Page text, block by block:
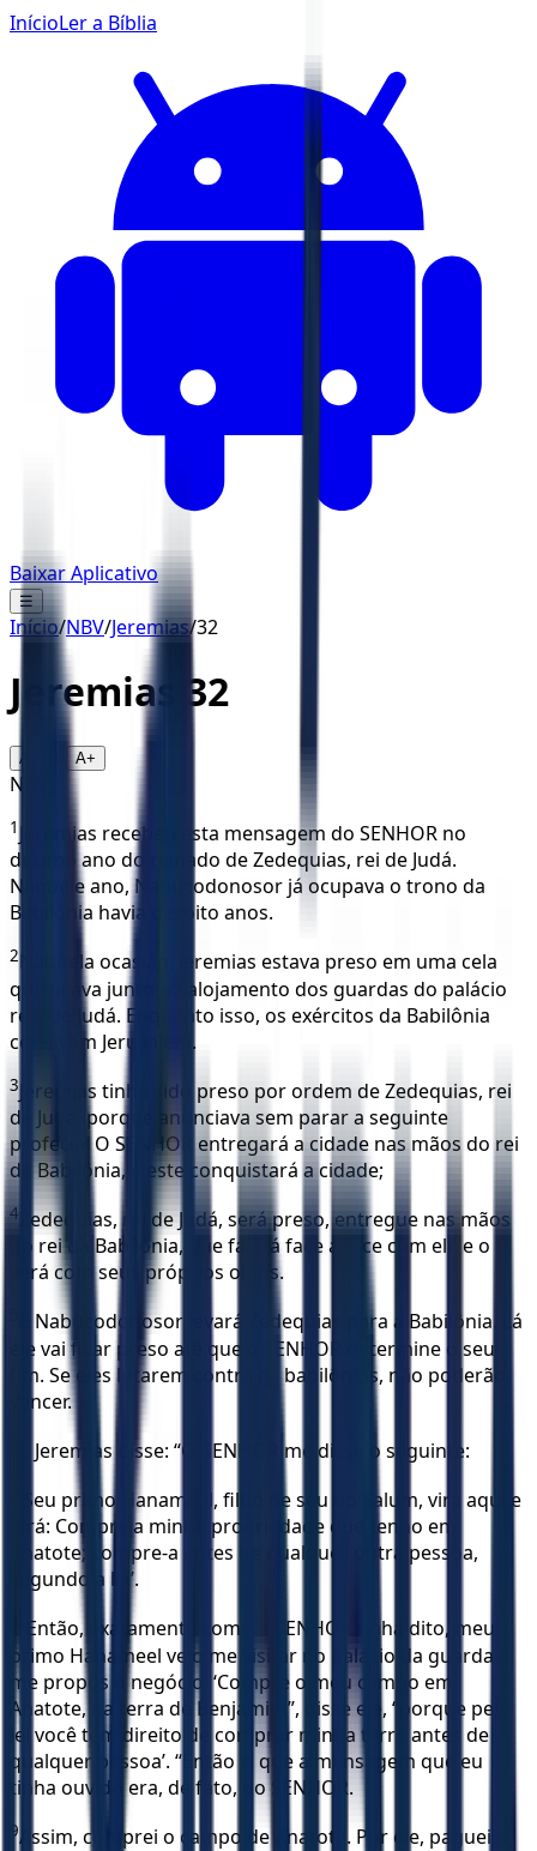
InícioLer a Bíblia
Baixar Aplicativo
☰
Início/NBV/Jeremias/32
Jeremias 32
A- A+
NBV
1 Jeremias recebeu esta mensagem do SENHOR no
décimo ano do reinado de Zedequias, rei de Judá.
Naquele ano, Nabucodonosor já ocupava o trono da
Babilônia havia dezoito anos.
2
Naquela ocasião, Jeremias estava preso em uma cela
que ficava junto ao alojamento dos guardas do palácio
real de Judá. Enquanto isso, os exércitos da Babilônia
cercavam Jerusalém.
3
Jeremias tinha sido preso por ordem de Zedequias, rei
de Judá, porque anunciava sem parar a seguinte
profecia: O SENHOR entregará a cidade nas mãos do rei
da Babilônia, e este conquistará a cidade;
4
Zedequias, rei de Judá, será preso, entregue nas mãos
do rei da Babilônia, que falará face a face com ele e o
verá com seus próprios olhos.
E Nabucodonosor levará Zedequias para a Babilônia. Lá
ele vai ficar preso até que o SENHOR determine o seu
fim. Se eles lutarem contra os babilônios, não poderão
vencer.
E Jeremias disse: “O SENHOR me disse o seguinte:
‘Seu primo Hanameel, filho de seu tio Salum, virá aqui e
dirá: Compre a minha propriedade que tenho em
Anatote; compre-a antes de qualquer outra pessoa,
segundo a lei’.
“Então, exatamente como o SENHOR tinha dito, meu
primo Hanameel veio me visitar no palácio da guarda e
me propôs o negócio: ‘Compre o meu campo em
Anatote, na terra de Benjamim”, disse ele, “porque pela
lei você tem direito de comprar minha terra antes de
qualquer pessoa’. “Então vi que a mensagem que eu
tinha ouvido era, de fato, do SENHOR.
9Assim, comprei o campo de Anatote. Por ele, paguei a